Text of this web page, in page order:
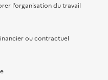
l’organisation du travail
ou contractuel